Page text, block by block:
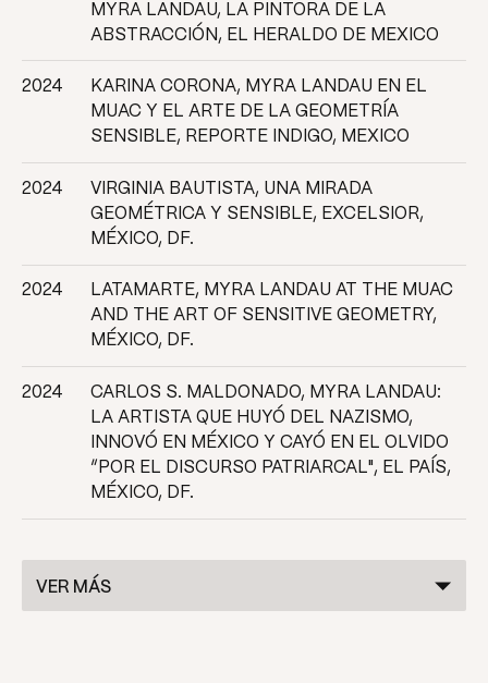
MYRA LANDAU, LA PINTORA DE LA
ABSTRACCIÓN, EL HERALDO DE MEXICO
2024
KARINA CORONA, MYRA LANDAU EN EL
MUAC Y EL ARTE DE LA GEOMETRÍA
SENSIBLE, REPORTE INDIGO, MEXICO
2024
VIRGINIA BAUTISTA, UNA MIRADA
GEOMÉTRICA Y SENSIBLE, EXCELSIOR,
MÉXICO, DF.
2024
LATAMARTE, MYRA LANDAU AT THE MUAC
AND THE ART OF SENSITIVE GEOMETRY,
MÉXICO, DF.
2024
CARLOS S. MALDONADO, MYRA LANDAU:
LA ARTISTA QUE HUYÓ DEL NAZISMO,
INNOVÓ EN MÉXICO Y CAYÓ EN EL OLVIDO
“POR EL DISCURSO PATRIARCAL", EL PAÍS,
MÉXICO, DF.
VER MÁS